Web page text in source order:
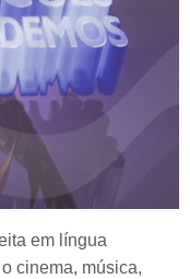
em língua
cinema, música,